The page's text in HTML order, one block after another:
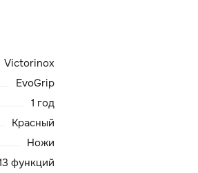
Victorinox
EvoGrip
1 год
Красный
Ножи
функций
и оплата